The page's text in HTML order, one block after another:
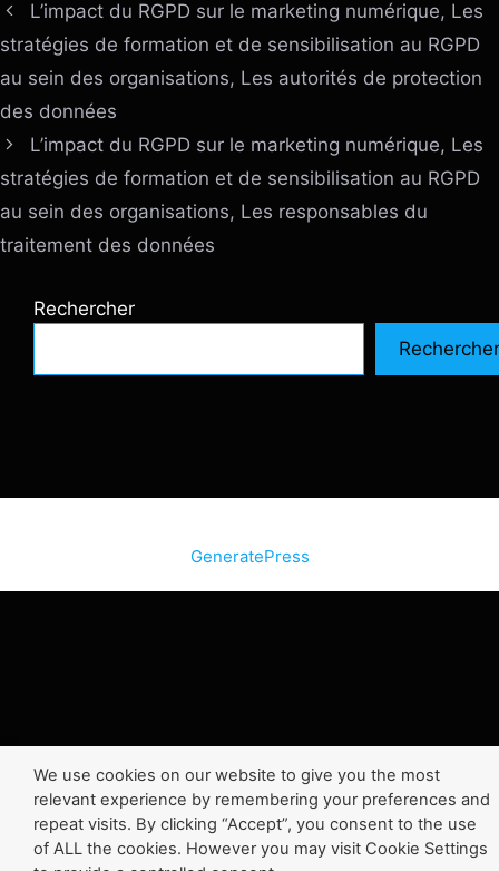
L’impact du RGPD sur le marketing numérique, Les
stratégies de formation et de sensibilisation au RGPD
au sein des organisations, Les autorités de protection
des données
L’impact du RGPD sur le marketing numérique, Les
stratégies de formation et de sensibilisation au RGPD
au sein des organisations, Les responsables du
traitement des données
Rechercher
Rechercher
GeneratePress
We use cookies on our website to give you the most
relevant experience by remembering your preferences and
repeat visits. By clicking “Accept”, you consent to the use
of ALL the cookies. However you may visit Cookie Settings